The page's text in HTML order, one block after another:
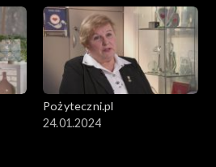
Pożyteczni.pl
24.01.2024